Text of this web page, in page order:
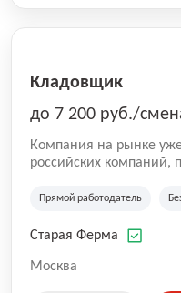
Кладовщик
до 7 200 руб./
Компания на рынке
российских компаний,
компания владеет 5
России (Wildberries,
на глобальной
Прямой работодатель
Старая Ферма
Москва